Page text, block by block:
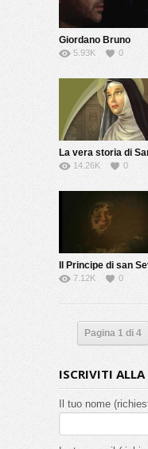
Giordano Bruno
5.93K 0
14.26K 0
Il Principe di san
7.12K 0
Pagina 1 di 4
ISCRIVITI ALLA
Il tuo nome